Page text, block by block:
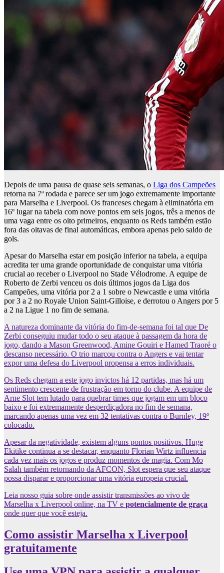
Depois de uma pausa de quase seis semanas, o Liga dos Campeões
retorna na 7ª rodada e parece ser um jogo extremamente importante
para Marselha e Liverpool. Os franceses chegam à eliminatória em
16º lugar na tabela com nove pontos em seis jogos, três a menos de
uma vaga entre os oito primeiros, enquanto os Reds também estão
fora das oitavas de final automáticas, embora apenas pelo saldo de
gols.
Apesar do Marselha estar em posição inferior na tabela, a equipa
acredita ter uma grande oportunidade de conquistar uma vitória
crucial ao receber o Liverpool no Stade Vélodrome. A equipe de
Roberto de Zerbi venceu os dois últimos jogos da Liga dos
Campeões, uma vitória por 2 a 1 sobre o Newcastle e uma vitória
por 3 a 2 no Royale Union Saint-Gilloise, e derrotou o Angers por 5
a 2 na Ligue 1 no fim de semana.
A natureza dominante da vitória do fim-de-semana foi tal que De
Zerbi conseguiu mudar todo o seu ataque à passagem da hora de
jogo, dando a Mason Greenwood, Amine Gouiri e Hamed Traoré o
descanso necessário. O trio marcou contra o Angers e vai tentar
expor uma defesa do Liverpool propensa a erros individuais.
Os Reds chegam a este jogo invictos há 12 partidas, mas há um
sentimento crescente de frustração em torno do clube. A equipe de
Arne Slot tem lutado para quebrar times que jogam em um bloco
baixo e foi extremamente desperdiçadora no fim de semana,
marcando apenas uma vez em 32 tentativas contra o Burnley, 19º
colocado.
Apesar da negatividade, existem alguns pontos positivos. Huge
Ekitike continua a se destacar, enquanto Florian Wirtz influencia
cada vez mais os jogos e produz momentos de magia. Com Mo
Salah também retornando da AFCON, Slot espera que seu ataque
possa disparar e proporcionar uma vitória europeia crucial.
Leia nosso guia sobre onde assistir transmissões ao vivo de
Marselha x Liverpool online, na TV e potencialmente de graça
onde quer que você esteja.
Como assistir Marselha x Liverpool
gratuitamente